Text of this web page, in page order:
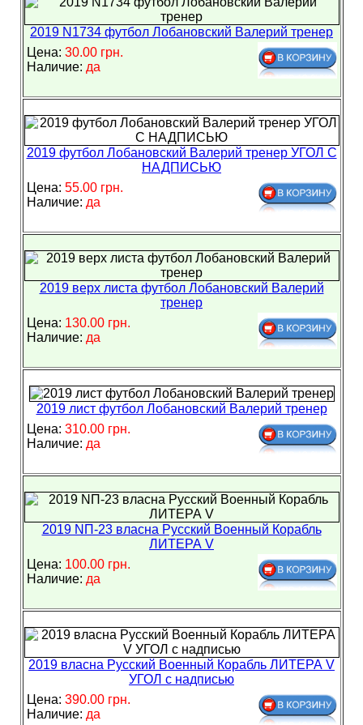
2019 N1734 футбол Лобановский Валерий тренер
Цена: 30.00 грн.
Наличие: да
2019 футбол Лобановский Валерий тренер УГОЛ С
НАДПИСЬЮ
Цена: 55.00 грн.
Наличие: да
2019 верх листа футбол Лобановский Валерий
тренер
Цена: 130.00 грн.
Наличие: да
2019 лист футбол Лобановский Валерий тренер
Цена: 310.00 грн.
Наличие: да
2019 NП-23 власна Русский Военный Корабль
ЛИТЕРА V
Цена: 100.00 грн.
Наличие: да
2019 власна Русский Военный Корабль ЛИТЕРА V
УГОЛ с надписью
Цена: 390.00 грн.
Наличие: да